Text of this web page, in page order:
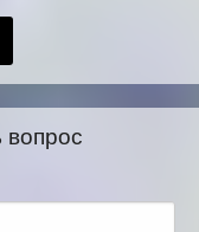
вопрос